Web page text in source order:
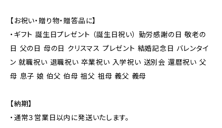
【お祝い・贈り物・贈答品に】
・ギフト 誕生日プレゼント （誕生日祝い） 勤労感謝の日 敬老の
日 父の日 母の日 クリスマス プレゼント 結婚記念日 バレンタイ
ン 就職祝い 退職祝い 卒業祝い 入学祝い 送別会 還暦祝い 父
母 息子 娘 伯父 伯母 祖父 祖母 義父 義母
【納期】
・通常３営業日以内に発送いたします。